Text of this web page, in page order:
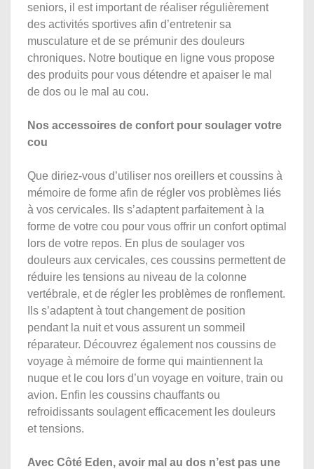
seniors, il est important de réaliser régulièrement
des activités sportives afin d’entretenir sa
musculature et de se prémunir des douleurs
chroniques. Notre boutique en ligne vous propose
des produits pour vous détendre et apaiser le mal
de dos ou le mal au cou.
Nos accessoires de confort pour soulager votre
cou
Que diriez-vous d’utiliser nos oreillers et coussins à
mémoire de forme afin de régler vos problèmes liés
à vos cervicales. Ils s’adaptent parfaitement à la
forme de votre cou pour vous offrir un confort optimal
lors de votre repos. En plus de soulager vos
douleurs aux cervicales, ces coussins permettent de
réduire les tensions au niveau de la colonne
vertébrale, et de régler les problèmes de ronflement.
Ils s’adaptent à tout changement de position
pendant la nuit et vous assurent un sommeil
réparateur. Découvrez également nos coussins de
voyage à mémoire de forme qui maintiennent la
nuque et le cou lors d’un voyage en voiture, train ou
avion. Enfin les coussins chauffants ou
refroidissants soulagent efficacement les douleurs
et tensions.
Avec Côté Eden, avoir mal au dos n’est pas une